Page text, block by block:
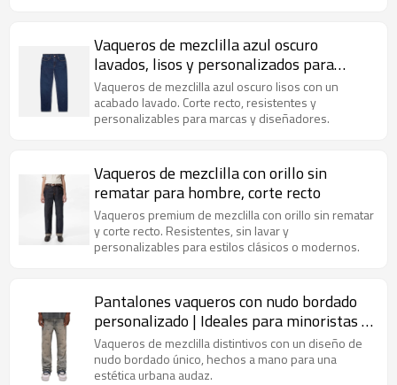
Vaqueros de mezclilla azul oscuro
lavados, lisos y personalizados para
hombre
Vaqueros de mezclilla azul oscuro lisos con un
acabado lavado. Corte recto, resistentes y
personalizables para marcas y diseñadores.
Vaqueros de mezclilla con orillo sin
rematar para hombre, corte recto
Vaqueros premium de mezclilla con orillo sin rematar
y corte recto. Resistentes, sin lavar y
personalizables para estilos clásicos o modernos.
Pantalones vaqueros con nudo bordado
personalizado | Ideales para minoristas y
asociaciones de marcas
Vaqueros de mezclilla distintivos con un diseño de
nudo bordado único, hechos a mano para una
estética urbana audaz.